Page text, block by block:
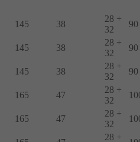
145 38
28 +
32
90
145 38
28 +
32
90
145 38
28 +
32
90
165 47
28 +
32
165 47
28 +
32
28 +